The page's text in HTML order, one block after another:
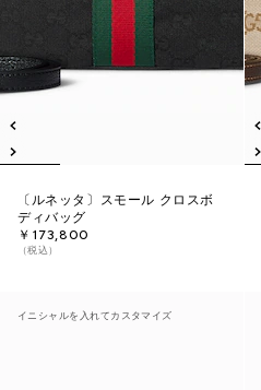
〔ルネッタ〕スモール クロスボ
ディバッグ
￥173,800
（税込）
イニシャルを入れてカスタマイズ